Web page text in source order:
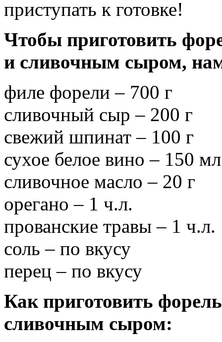
приступать к готовке!
Чтобы приготовить
и сливочным сыром,
филе форели – 700 г
сливочный сыр – 200 г
свежий шпинат – 100 г
сухое белое вино – 150 мл
сливочное масло – 20 г
орегано – 1 ч.л.
прованские травы – 1 ч.л.
соль – по вкусу
перец – по вкусу
Как приготовить
сливочным сыром: